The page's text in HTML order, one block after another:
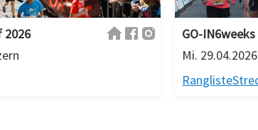
2026
GO-
Mi.
Rangliste